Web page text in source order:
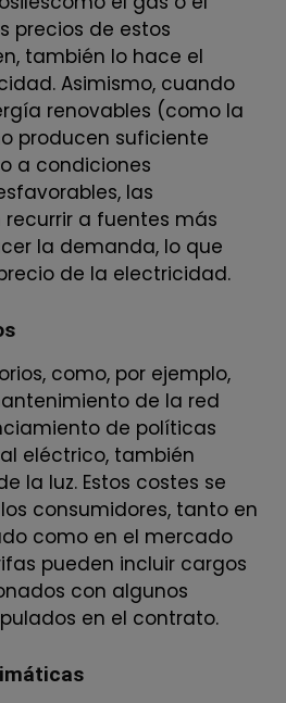
precios de estos
también lo hace el
Asimismo, cuando
renovables (como la
producen suficiente
a condiciones
las
a fuentes más
la demanda, lo que
de la electricidad.
como, por ejemplo,
de la red
de políticas
eléctrico, también
la luz. Estos costes se
consumidores, tanto en
como en el mercado
pueden incluir cargos
con algunos
en el contrato.